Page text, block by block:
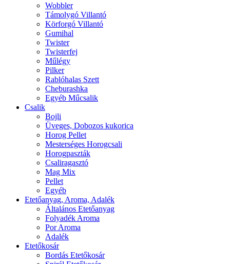
Wobbler
Támolygó Villantó
Körforgó Villantó
Gumihal
Twister
Twisterfej
Műlégy
Pilker
Rablóhalas Szett
Cheburashka
Egyéb Műcsalik
Csalik
Bojli
Üveges, Dobozos kukorica
Horog Pellet
Mesterséges Horogcsali
Horogpaszták
Csaliragasztó
Mag Mix
Pellet
Egyéb
Etetőanyag, Aroma, Adalék
Általános Etetőanyag
Folyadék Aroma
Por Aroma
Adalék
Etetőkosár
Bordás Etetőkosár